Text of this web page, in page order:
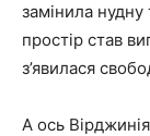
замінила
простір став
з’явилася
А ось